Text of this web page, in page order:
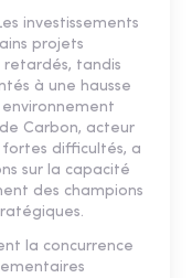
investissements
projets
tandis
à une hausse
Carbon, acteur
difficultés, a
sur la capacité
des champions
la concurrence